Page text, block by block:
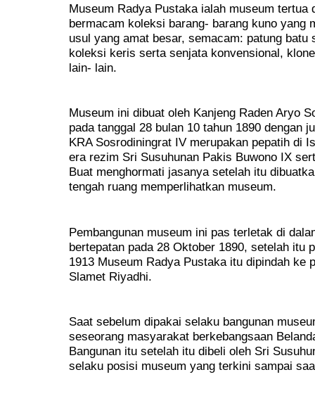
Museum Radya Pustaka ialah museum
bermacam koleksi barang- barang kuno yang
usul yang amat besar, semacam: patung batu
koleksi keris serta senjata konvensional,
lain- lain.
Museum ini dibuat oleh Kanjeng Raden Aryo
pada tanggal 28 bulan 10 tahun 1890 dengan
KRA Sosrodiningrat IV merupakan pepatih di
era rezim Sri Susuhunan Pakis Buwono IX
Buat menghormati jasanya setelah itu
tengah ruang memperlihatkan museum.
Pembangunan museum ini pas terletak di
bertepatan pada 28 Oktober 1890, setelah itu
1913 Museum Radya Pustaka itu dipindah ke
Slamet Riyadhi.
Saat sebelum dipakai selaku bangunan
seseorang masyarakat berkebangsaan
Bangunan itu setelah itu dibeli oleh Sri
selaku posisi museum yang terkini sampai